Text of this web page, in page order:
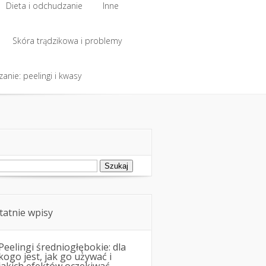
Dieta i odchudzanie
Dieta i odchudzanie
Inne
Inne
Skóra trądzikowa i problemy
Skóra trądzikowa i problemy
peelingi i kwasy
wpisy
średniogłębokie: dla
jest, jak go używać i